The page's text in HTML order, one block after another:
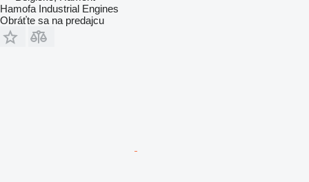
Hamofa Industrial Engines
Obráťte sa na predajcu